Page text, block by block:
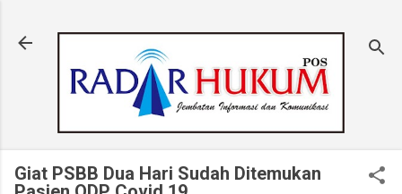
Giat PSBB Dua Hari Sudah Ditemukan